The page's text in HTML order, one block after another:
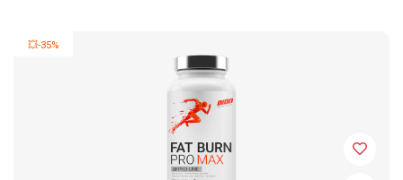
💥-35%